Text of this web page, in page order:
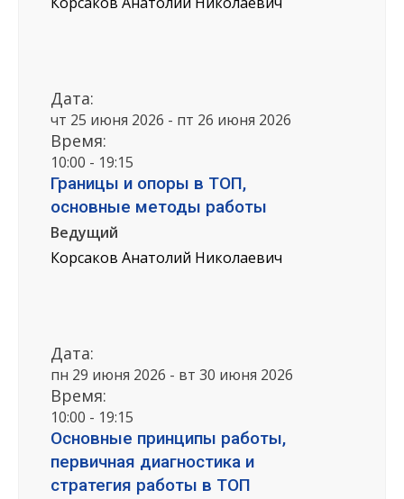
Дата:
чт 25 июня 2026 - пт 26 июня 2026
Время:
10:00 - 19:15
Границы и опоры в ТОП,
основные методы работы
Ведущий
Корсаков Анатолий Николаевич
Дата:
пн 29 июня 2026 - вт 30 июня 2026
Время:
10:00 - 19:15
Основные принципы работы,
первичная диагностика и
стратегия работы в ТОП